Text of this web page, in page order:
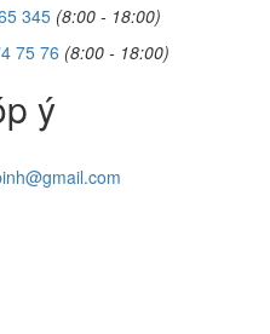
345 (8:00 - 18:00)
75 76 (8:00 - 18:00)
ý